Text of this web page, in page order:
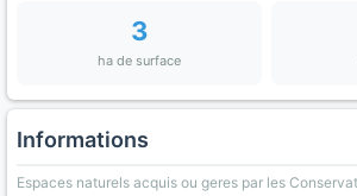
3
ha de surface
Informations
Espaces naturels acquis ou geres par les